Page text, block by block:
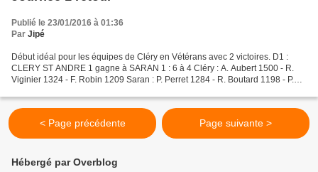
Publié le 23/01/2016 à 01:36
Par Jipé
Début idéal pour les équipes de Cléry en Vétérans avec 2 victoires. D1 :
CLERY ST ANDRE 1 gagne à SARAN 1 : 6 à 4 Cléry : A. Aubert 1500 - R.
Viginier 1324 - F. Robin 1209 Saran : P. Perret 1284 - R. Boutard 1198 - P.
< Page précédente Page suivante >
Hébergé par Overblog